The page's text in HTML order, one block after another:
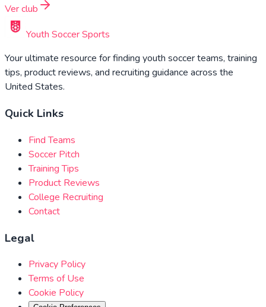
Ver club
Youth Soccer Sports
Your ultimate resource for finding youth soccer teams, training
tips, product reviews, and recruiting guidance across the
United States.
Quick Links
Find Teams
Soccer Pitch
Training Tips
Product Reviews
College Recruiting
Contact
Legal
Privacy Policy
Terms of Use
Cookie Policy